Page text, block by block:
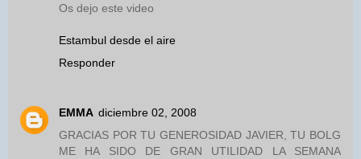
Os dejo este video
Estambul desde el aire
Responder
EMMA diciembre 02, 2008
GRACIAS POR TU GENEROSIDAD JAVIER, TU BOLG
ME HA SIDO DE GRAN UTILIDAD LA SEMANA